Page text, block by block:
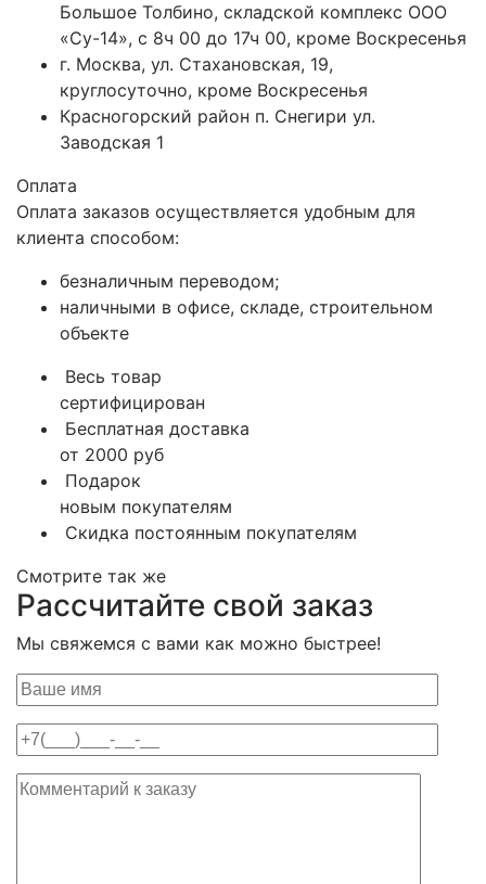
Большое Толбино, складской комплекс ООО
«Су-14», с 8ч 00 до 17ч 00, кроме Воскресенья
г. Москва, ул. Стахановская, 19,
круглосуточно, кроме Воскресенья
Красногорский район п. Снегири ул.
Заводская 1
Оплата
Оплата заказов осуществляется удобным для
клиента способом:
безналичным переводом;
наличными в офисе, складе, строительном
объекте
Весь товар
сертифицирован
Бесплатная доставка
от 2000 руб
Подарок
новым покупателям
Скидка постоянным покупателям
Смотрите так же
Рассчитайте свой заказ
Мы свяжемся с вами как можно быстрее!